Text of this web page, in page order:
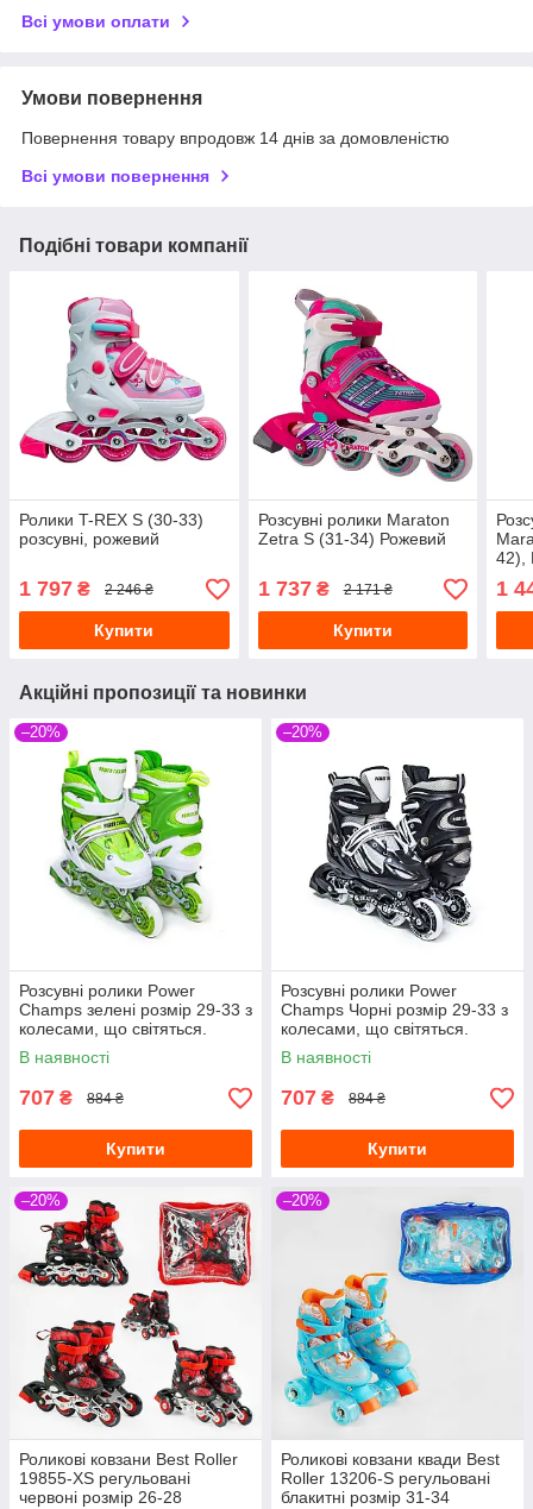
Всі умови оплати
Умови повернення
Повернення товару впродовж 14 днів за домовленістю
Всі умови повернення
Подібні товари компанії
Ролики T-REX S (30-33)
розсувні, рожевий
1 797 ₴ 2 246 ₴
Купити
Розсувні ролики Maraton
Zetra S (31-34) Рожевий
1 737₴ 2 171 ₴
Купити
42),
1
Акційні пропозиції та новинки
–20%
Розсувні ролики Power
Champs зелені розмір 29-33 з
колесами, що світяться.
В наявності
707 ₴ 884 ₴
Купити
–20%
Розсувні ролики Power
Champs Чорні розмір 29-33 з
колесами, що світяться.
В наявності
707 ₴ 884 ₴
Купити
–20%
Роликові ковзани Best Roller
19855-XS регульовані
червоні розмір 26-28
–20%
Роликові ковзани квади Best
Roller 13206-S регульовані
блакитні розмір 31-34